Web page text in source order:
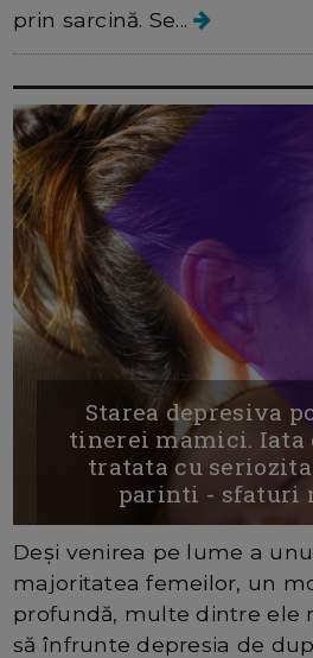
prin sarcină. Se...
Starea depresiva
tinerei mamici. Iata
tratata cu
parinti - sfaturi
Deși venirea pe lume a
majoritatea femeilor, un
profundă, multe dintre ele
să înfrunte depresia de